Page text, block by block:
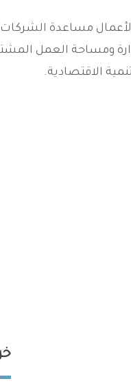
مساعدة الشركات
ومساحة العمل
الاقتصادية.